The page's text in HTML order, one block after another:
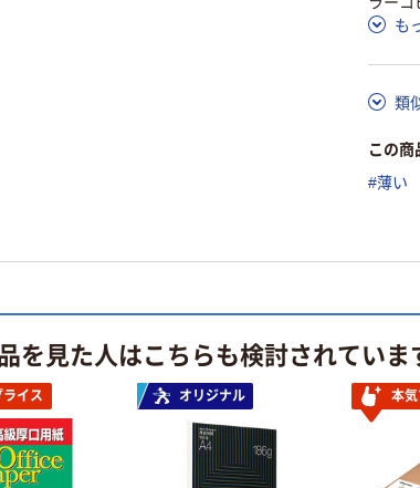
も
類
この
#薄い
を見た人はこちらも検討されていま
イス オリジナル 本